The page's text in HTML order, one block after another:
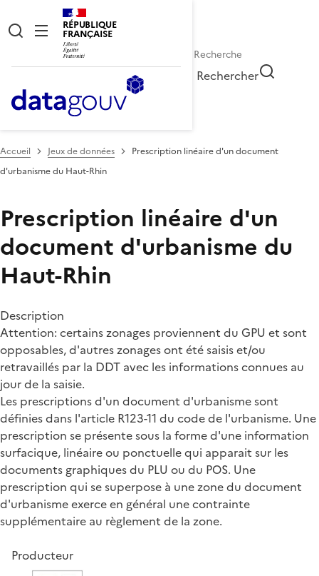
RÉPUBLIQUE
FRANÇAISE
Rechercher
Accueil Jeux de données
Prescription linéaire d'un document
d'urbanisme du Haut-Rhin
Prescription linéaire d'un
document d'urbanisme du
Haut-Rhin
Description
Attention: certains zonages proviennent du GPU et sont
opposables, d'autres zonages ont été saisis et/ou
retravaillés par la DDT avec les informations connues au
jour de la saisie.
Les prescriptions d'un document d'urbanisme sont
définies dans l'article R123-11 du code de l'urbanisme. Une
prescription se présente sous la forme d'une information
surfacique, linéaire ou ponctuelle qui apparait sur les
documents graphiques du PLU ou du POS. Une
prescription qui se superpose à une zone du document
d'urbanisme exerce en général une contrainte
supplémentaire au règlement de la zone.
Producteur